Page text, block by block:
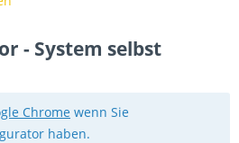
- System selbst
Chrome wenn Sie
haben.